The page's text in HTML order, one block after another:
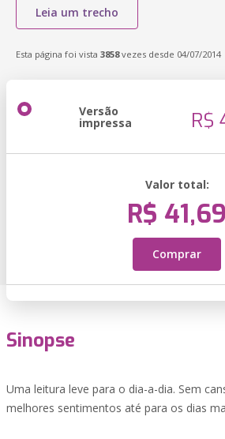
Leia um trecho
Esta página foi vista 3858vezes desde 04/07/2014
Versão
impressa R$
Valor total:
R$ 41,69
Comprar
Sinopse
Uma leitura leve para o dia-a-dia. Sem
melhores sentimentos até para os dias